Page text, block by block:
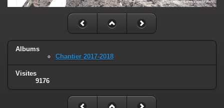
Albums
Chantier 2017-2018
Visites
9176